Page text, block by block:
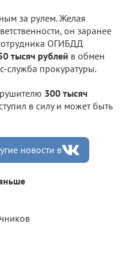
за рулем. Желая
он заранее
ОГИБДД
тысяч рублей в обмен
служба прокуратуры.
300 тысяч
в силу и может быть
новости в